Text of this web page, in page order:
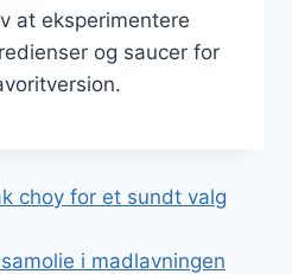
at eksperimentere
og saucer for
choy for et sundt valg
i madlavningen